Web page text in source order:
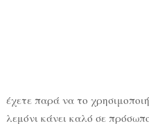
έχετε παρά να το
λεμόνι κάνει καλό σε